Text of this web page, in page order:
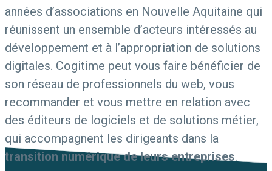
années d’associations en Nouvelle Aquitaine qui
réunissent un ensemble d’acteurs intéressés au
développement et à l’appropriation de solutions
digitales. Cogitime peut vous faire bénéficier de
son réseau de professionnels du web, vous
recommander et vous mettre en relation avec
des éditeurs de logiciels et de solutions métier,
qui accompagnent les dirigeants dans la
transition numérique de leurs entreprises.